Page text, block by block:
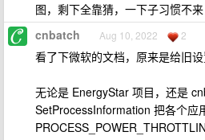
图，剩下全靠猜，一下子习惯不来
cnbatch Aug 10, 2022 2
看了下微软的文档，原来是给旧设
无论是 EnergyStar 项目，还是
SetProcessInformation 把各个应